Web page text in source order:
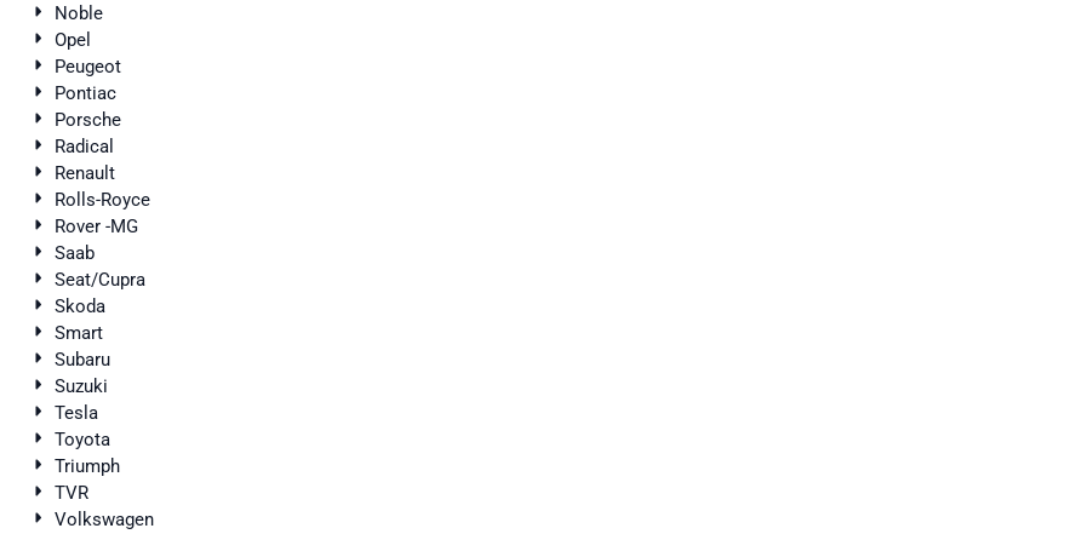
Noble
Opel
Peugeot
Pontiac
Porsche
Radical
Renault
Rolls-Royce
Rover -MG
Saab
Seat/Cupra
Skoda
Smart
Subaru
Suzuki
Tesla
Toyota
Triumph
TVR
Volkswagen